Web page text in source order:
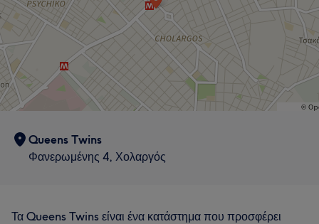
Queens Twins
Φανερωμένης 4, Χολαργός
Τα Queens Twins είναι ένα κατάστημα που προσφέρει